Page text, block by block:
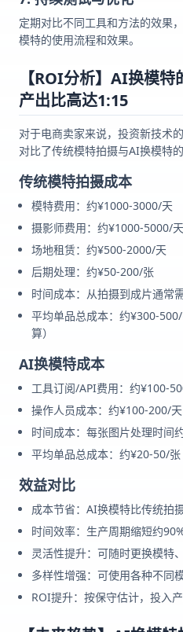
定期对比不同工具和方法的效果
模特的使用流程和效果。
【ROI分析】AI换模
产出比高达1:15
对于电商卖家来说，投资新技术
对比了传统模特拍摄与AI换模特的
传统模特拍摄成本
模特费用：约¥1000-3000/天
摄影师费用：约¥1000-5000/天
场地租赁：约¥500-2000/天
后期处理：约¥50-200/张
时间成本：从拍摄到成片通常
平均单品总成本：约¥300-
算）
AI换模特成本
工具订阅/API费用：约¥100-
操作人员成本：约¥100-200/天
时间成本：每张图片处理时间
平均单品总成本：约¥20-50/张
效益对比
成本节省：AI换模特比传统拍
时间效率：生产周期缩短约
灵活性提升：可随时更换模特
多样性增强：可使用各种不同
ROI提升：按保守估计，投入